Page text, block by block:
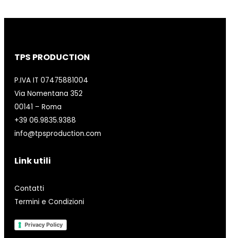
TPS PRODUCTION
P.IVA IT 07475881004
Via Nomentana 352
00141 – Roma
+39 06.9835.9388
info@tpsproduction.com
Link utili
Contatti
Termini e Condizioni
Privacy Policy